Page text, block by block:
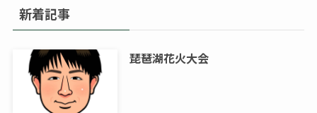
新着記事
琵琶湖花火大会